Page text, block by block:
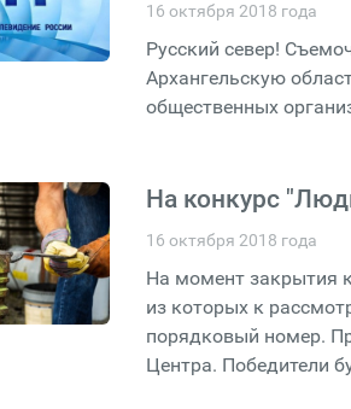
16 октября 2018 года
Русский север!
Архангельскую
общественных
На конкурс
16 октября 2018 года
На момент закрытия
из которых к
порядковый номер.
Центра. Победители